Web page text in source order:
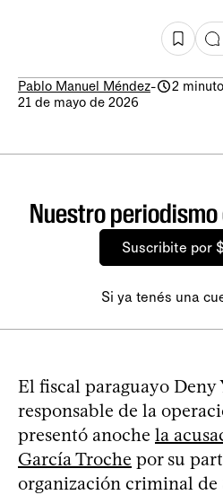
Pablo Manuel Méndez-
2
21 de mayo de 2026
Nuestro
Suscribite por
Si ya tenés una
El fiscal paraguayo Deny
responsable de la
presentó anoche la
García Troche por su
organización criminal de